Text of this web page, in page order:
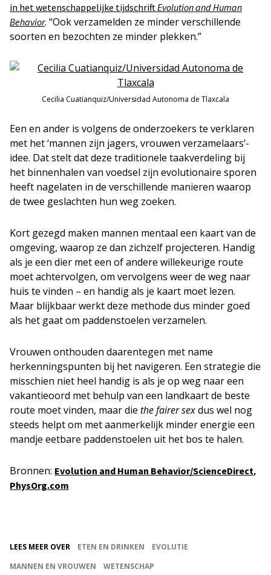
in het wetenschappelijke tijdschrift Evolution and Human
Behavior. “Ook verzamelden ze minder verschillende
soorten en bezochten ze minder plekken.”
Cecilia Cuatianquiz/Universidad Autonoma de Tlaxcala
Een en ander is volgens de onderzoekers te verklaren
met het ‘mannen zijn jagers, vrouwen verzamelaars’-
idee. Dat stelt dat deze traditionele taakverdeling bij
het binnenhalen van voedsel zijn evolutionaire sporen
heeft nagelaten in de verschillende manieren waarop
de twee geslachten hun weg zoeken.
Kort gezegd maken mannen mentaal een kaart van de
omgeving, waarop ze dan zichzelf projecteren. Handig
als je een dier met een of andere willekeurige route
moet achtervolgen, om vervolgens weer de weg naar
huis te vinden – en handig als je kaart moet lezen.
Maar blijkbaar werkt deze methode dus minder goed
als het gaat om paddenstoelen verzamelen.
Vrouwen onthouden daarentegen met name
herkenningspunten bij het navigeren. Een strategie die
misschien niet heel handig is als je op weg naar een
vakantieoord met behulp van een landkaart de beste
route moet vinden, maar die the fairer sexdus wel nog
steeds helpt om met aanmerkelijk minder energie een
mandje eetbare paddenstoelen uit het bos te halen.
Bronnen: Evolution and Human Behavior/ScienceDirect,
PhysOrg.com
LEES MEER OVER ETEN EN DRINKEN
EVOLUTIE
MANNEN EN VROUWEN
WETENSCHAP